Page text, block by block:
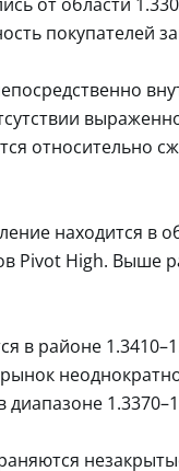
покупателей
относительно
находится в
Pivot High. Выше
в районе